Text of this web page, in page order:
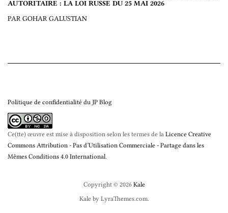
AUTORITAIRE : LA LOI RUSSE DU 25 MAI 2026
PAR GOHAR GALUSTIAN
Politique de confidentialité du JP Blog
Ce(tte) œuvre est mise à disposition selon les termes de la Licence Creative
Commons Attribution - Pas d’Utilisation Commerciale - Partage dans les
Mêmes Conditions 4.0 International.
Copyright © 2026 Kale
Kaleby LyraThemes.com.